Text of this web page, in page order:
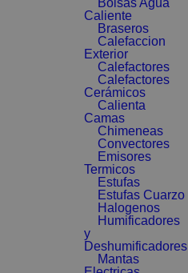
Bolsas Agua
Caliente
Braseros
Calefaccion
Exterior
Calefactores
Calefactores
Cerámicos
Calienta
Camas
Chimeneas
Convectores
Emisores
Termicos
Estufas
Estufas Cuarzo
Halogenos
Humificadores
y
Deshumificadores
Mantas